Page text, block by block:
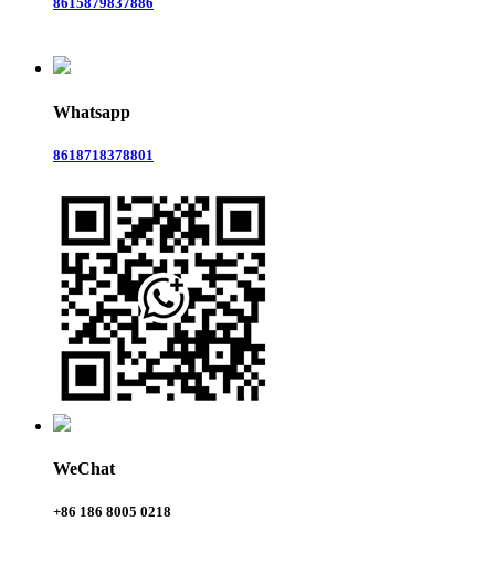
Whatsapp
8618718378801
WeChat
+86 186 8005 0218